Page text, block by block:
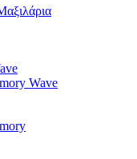
Wave